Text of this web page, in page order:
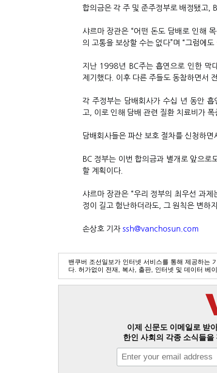
합의금은 각 주 및 준주정부로 배정됐고 ,
샤르마 장관은 “어떤 돈도 담배로 인해
의 고통을 보상할 수는 없다”며 “ 그럼에도
지난 1998년 BC주는 흡연으로 인한 막
제기했다. 이후 다른 주들도 동참하면서
각 주정부는 담배회사가 수십 년 동안
고
이로 인해 담배 관련 질환 치료비가
담배회사들은 파산 보호 절차를 신청하면
BC 정부는 이번 합의금과 별개로 앞으로
할 계획이다.
샤르마 장관은 “우리 정부의 최우선 과제
정이 길고 험난하더라도
그 원칙은 변하
손상호 기자 ssh@vanchosun.com
밴쿠버 조선일보가 인터넷 서비스를 통해 제공하는
다. 허가없이 전재, 복사, 출판, 인터넷 및 데이터 베
이제 신문도 이메일로 받
한인 사회의 각종 소식들